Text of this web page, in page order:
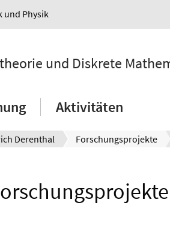
und Physik
und Diskrete
Aktivitäten
Derenthal Forschungsprojekte